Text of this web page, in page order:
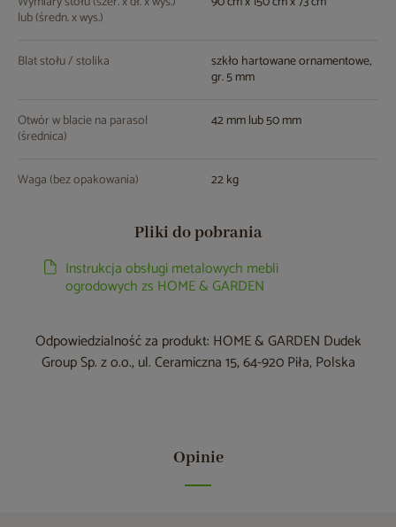
lub (średn. x wys.)
Blat stołu / stolika szkło hartowane ornamentowe,
gr. 5 mm
Otwór w blacie na parasol
(średnica)
42 mm lub 50 mm
Waga (bez opakowania) 22 kg
Pliki do pobrania
Instrukcja obsługi metalowych mebli
ogrodowych zs HOME & GARDEN
Odpowiedzialność za produkt: HOME & GARDEN Dudek
Group Sp. z o.o., ul. Ceramiczna 15, 64-920 Piła, Polska
Opinie